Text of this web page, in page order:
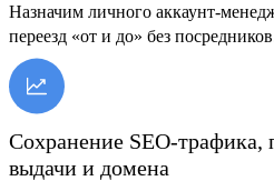
Назначим личного аккаунт-
переезд «от и до» без
Сохранение SEO-трафика,
выдачи и домена